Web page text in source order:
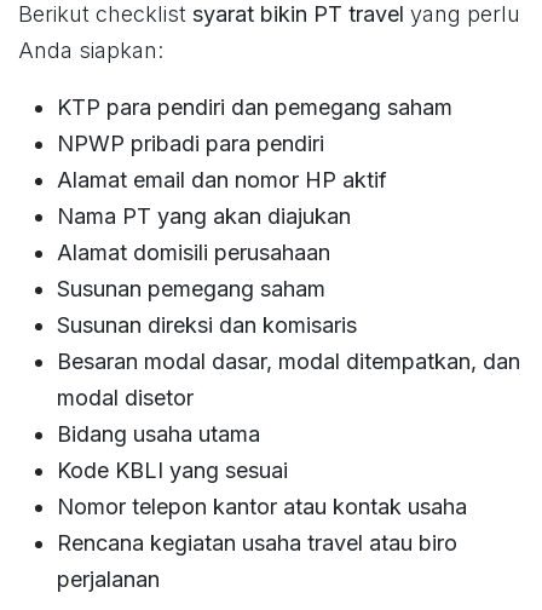
Berikut checklist syarat bikin PT travel yang perlu
Anda siapkan:
KTP para pendiri dan pemegang saham
NPWP pribadi para pendiri
Alamat email dan nomor HP aktif
Nama PT yang akan diajukan
Alamat domisili perusahaan
Susunan pemegang saham
Susunan direksi dan komisaris
Besaran modal dasar, modal ditempatkan, dan
modal disetor
Bidang usaha utama
Kode KBLI yang sesuai
Nomor telepon kantor atau kontak usaha
Rencana kegiatan usaha travel atau biro
perjalanan